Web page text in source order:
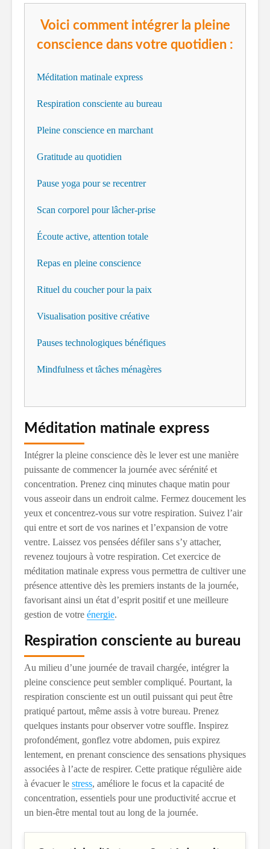
Voici comment intégrer la pleine
conscience dans votre quotidien :
Méditation matinale express
Respiration consciente au bureau
Pleine conscience en marchant
Gratitude au quotidien
Pause yoga pour se recentrer
Scan corporel pour lâcher-prise
Écoute active, attention totale
Repas en pleine conscience
Rituel du coucher pour la paix
Visualisation positive créative
Pauses technologiques bénéfiques
Mindfulness et tâches ménagères
Méditation matinale express
Intégrer la pleine conscience dès le lever est une manière
puissante de commencer la journée avec sérénité et
concentration. Prenez cinq minutes chaque matin pour
vous asseoir dans un endroit calme. Fermez doucement les
yeux et concentrez-vous sur votre respiration. Suivez l’air
qui entre et sort de vos narines et l’expansion de votre
ventre. Laissez vos pensées défiler sans s’y attacher,
revenez toujours à votre respiration. Cet exercice de
méditation matinale express vous permettra de cultiver une
présence attentive dès les premiers instants de la journée,
favorisant ainsi un état d’esprit positif et une meilleure
gestion de votre énergie.
Respiration consciente au bureau
Au milieu d’une journée de travail chargée, intégrer la
pleine conscience peut sembler compliqué. Pourtant, la
respiration consciente est un outil puissant qui peut être
pratiqué partout, même assis à votre bureau. Prenez
quelques instants pour observer votre souffle. Inspirez
profondément, gonflez votre abdomen, puis expirez
lentement, en prenant conscience des sensations physiques
associées à l’acte de respirer. Cette pratique régulière aide
à évacuer le stress, améliore le focus et la capacité de
concentration, essentiels pour une productivité accrue et
un bien-être mental tout au long de la journée.